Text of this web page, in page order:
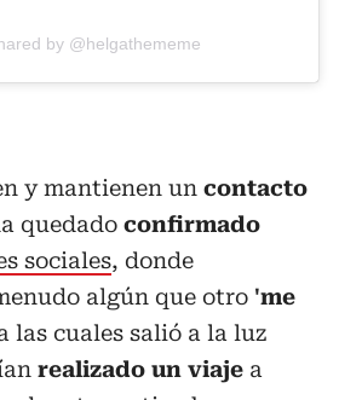
by @helgathememe
y mantienen un contacto
quedado confirmado
sociales, donde
algún que otro 'me
las cuales salió a la luz
realizado un viaje a